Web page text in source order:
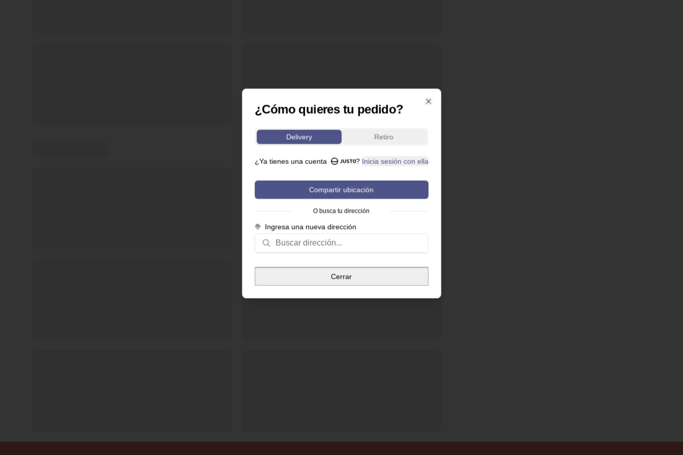
¿Cómo quieres tu pedido?
Delivery Retiro
¿Ya tienes una cuenta ? Inicia sesión con ella
Compartir ubicación
O busca tu dirección
Ingresa una nueva dirección
Cerrar